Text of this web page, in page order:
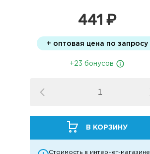
441 ₽
+ оптовая цена по запросу
+23 бонусов
В КОРЗИНУ
Стоимость в интернет-магазине